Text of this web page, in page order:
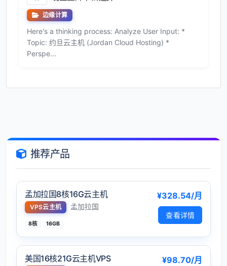
边缘计算
Here's a thinking process: Analyze User Input: *
Topic: 约旦云主机 (Jordan Cloud Hosting) *
Perspe...
推荐产品
孟加拉国8核16G云主机
VPS云主机 孟加拉国
8核 16GB
¥328.54/月
查看详情
美国16核21G云主机VPS ¥98.70/月